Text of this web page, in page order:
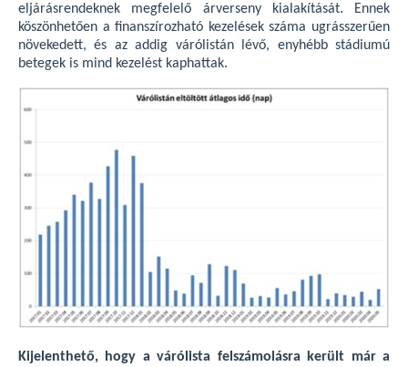
eljárásrendeknek megfelelő árverseny kialakítását. Ennek
köszönhetően a finanszírozható kezelések száma ugrásszerűen
növekedett, és az addig várólistán lévő, enyhébb stádiumú
betegek is mind kezelést kaphattak.
Kijelenthető, hogy a várólista felszámolásra került már a